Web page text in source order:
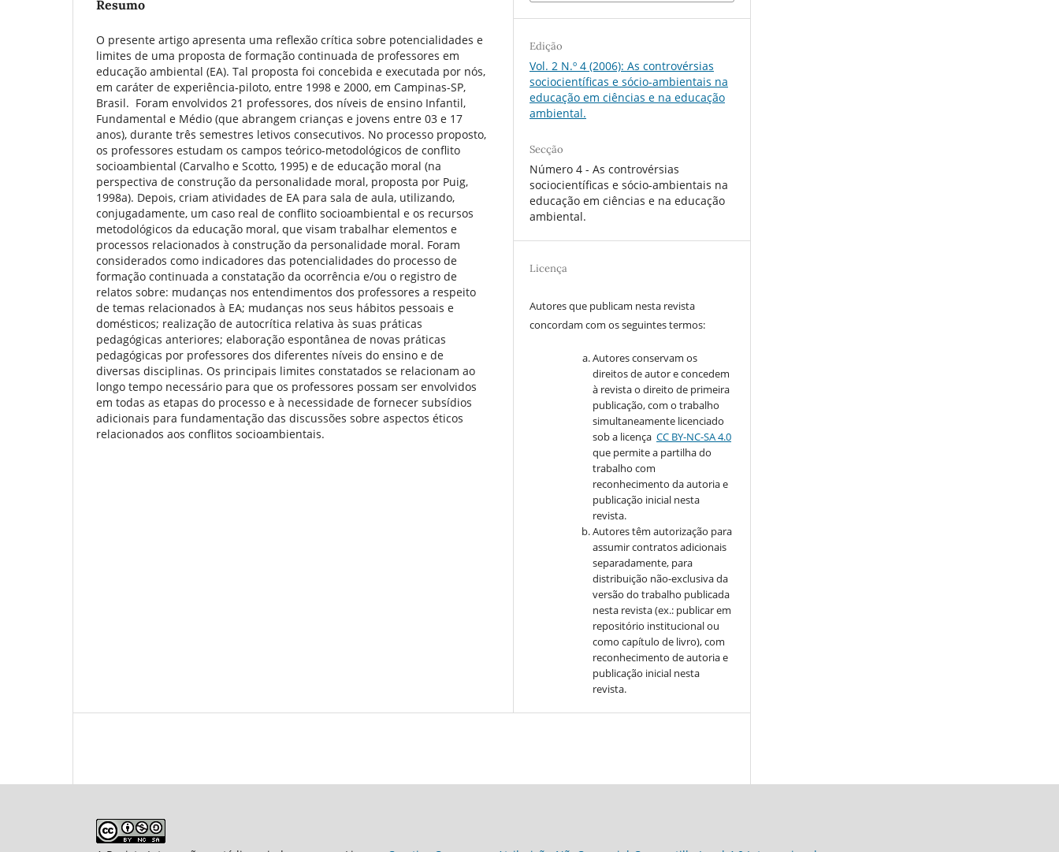
Resumo
O presente artigo apresenta uma reflexão crítica sobre potencialidades e
limites de uma proposta de formação continuada de professores em
educação ambiental (EA). Tal proposta foi concebida e executada por nós,
em caráter de experiência‑piloto, entre 1998 e 2000, em Campinas-SP,
Brasil. Foram envolvidos 21 professores, dos níveis de ensino Infantil,
Fundamental e Médio (que abrangem crianças e jovens entre 03 e 17
anos), durante três semestres letivos consecutivos. No processo proposto,
os professores estudam os campos teórico-metodológicos de conflito
socioambiental (Carvalho e Scotto, 1995) e de educação moral (na
perspectiva de construção da personalidade moral, proposta por Puig,
1998a). Depois, criam atividades de EA para sala de aula, utilizando,
conjugadamente, um caso real de conflito socioambiental e os recursos
metodológicos da educação moral, que visam trabalhar elementos e
processos relacionados à construção da personalidade moral. Foram
considerados como indicadores das potencialidades do processo de
formação continuada a constatação da ocorrência e/ou o registro de
relatos sobre: mudanças nos entendimentos dos professores a respeito
de temas relacionados à EA; mudanças nos seus hábitos pessoais e
domésticos; realização de autocrítica relativa às suas práticas
pedagógicas anteriores; elaboração espontânea de novas práticas
pedagógicas por professores dos diferentes níveis do ensino e de
diversas disciplinas. Os principais limites constatados se relacionam ao
longo tempo necessário para que os professores possam ser envolvidos
em todas as etapas do processo e à necessidade de fornecer subsídios
adicionais para fundamentação das discussões sobre aspectos éticos
relacionados aos conflitos socioambientais.
Edição
Vol. 2 N.º 4 (2006): As controvérsias
sociocientíficas e sócio-ambientais na
educação em ciências e na educação
ambiental.
Secção
Número 4 - As controvérsias
sociocientíficas e sócio-ambientais na
educação em ciências e na educação
ambiental.
Licença
Autores que publicam nesta revista
concordam com os seguintes termos:
Autores conservam os
direitos de autor e concedem
à revista o direito de primeira
publicação, com o trabalho
simultaneamente licenciado
sob a licença CC BY-NC-SA 4.0
que permite a partilha do
trabalho com
reconhecimento da autoria e
publicação inicial nesta
revista.
Autores têm autorização para
assumir contratos adicionais
separadamente, para
distribuição não-exclusiva da
versão do trabalho publicada
nesta revista (ex.: publicar em
repositório institucional ou
como capítulo de livro), com
reconhecimento de autoria e
publicação inicial nesta
revista.